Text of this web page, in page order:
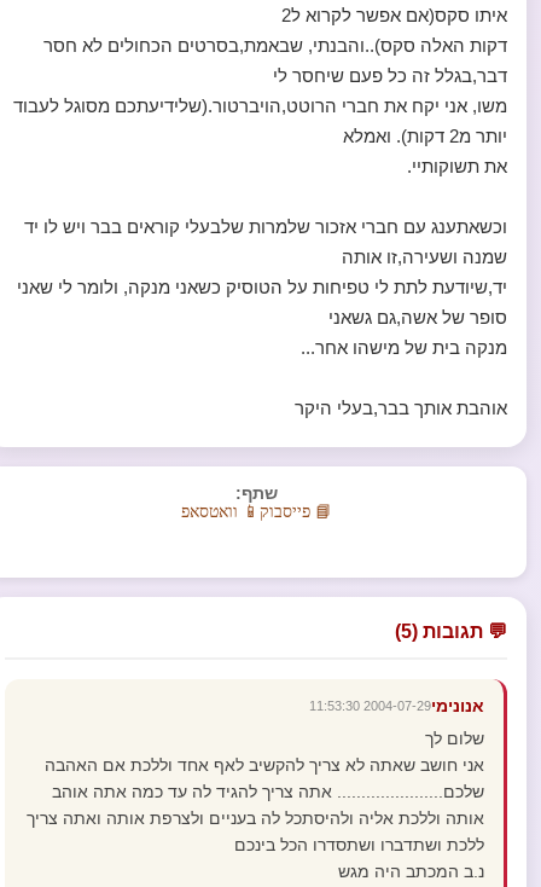
איתו סקס(אם אפשר לקרוא ל2
דקות האלה סקס)..והבנתי, שבאמת,בסרטים הכחולים לא חסר
דבר,בגלל זה כל פעם שיחסר לי
משו, אני יקח את חברי הרוטט,הויברטור.(שלידיעתכם מסוגל לעבוד
יותר מ2 דקות). ואמלא
את תשוקותיי.
וכשאתענג עם חברי אזכור שלמרות שלבעלי קוראים בבר ויש לו יד
שמנה ושעירה,זו אותה
יד,שיודעת לתת לי טפיחות על הטוסיק כשאני מנקה, ולומר לי שאני
סופר של אשה,גם גשאני
מנקה בית של מישהו אחר...
אוהבת אותך בבר,בעלי היקר
שתף:
📘 פייסבוק 📱 וואטסאפ
💬 תגובות (5)
אנונימי2004-07-29 11:53:30
שלום לך
אני חושב שאתה לא צריך להקשיב לאף אחד וללכת אם האהבה
שלכם...................... אתה צריך להגיד לה עד כמה אתה אוהב
אותה וללכת אליה ולהיסתכל לה בעניים ולצרפת אותה ואתה צריך
ללכת ושתדברו ושתסדרו הכל בינכם
נ.ב המכתב היה מגש